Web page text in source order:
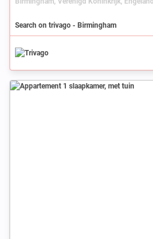
Search on trivago - Birmingham